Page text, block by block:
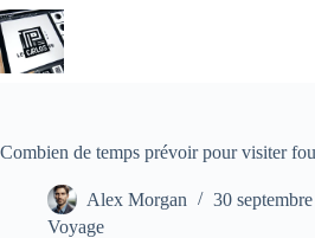
Passer
au
contenu
Combien de temps prévoir pour visiter
Alex Morgan
30
Voyage